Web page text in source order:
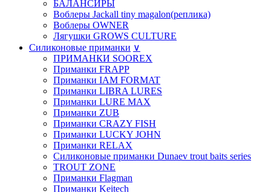
БАЛАНСИРЫ
Воблеры Jackall tiny magalon(реплика)
Воблеры OWNER
Лягушки GROWS CULTURE
Силиконовые приманки ∨
ПРИМАНКИ SOOREX
Приманки FRAPP
Приманки IAM FORMAT
Приманки LIBRA LURES
Приманки LURE MAX
Приманки ZUB
Приманки CRAZY FISH
Приманки LUCKY JOHN
Приманки RELAX
Силиконовые приманки Dunaev trout baits series
TROUT ZONE
Приманки Flagman
Приманки Keitech